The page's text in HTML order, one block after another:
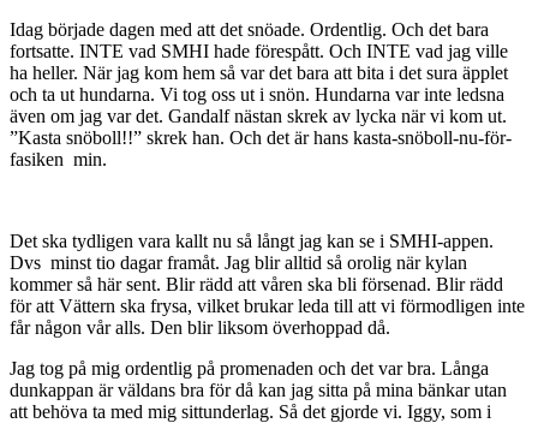
Idag började dagen med att det snöade. Ordentlig. Och det bara
fortsatte. INTE vad SMHI hade förespått. Och INTE vad jag ville
ha heller. När jag kom hem så var det bara att bita i det sura äpplet
och ta ut hundarna. Vi tog oss ut i snön. Hundarna var inte ledsna
även om jag var det. Gandalf nästan skrek av lycka när vi kom ut.
”Kasta snöboll!!” skrek han. Och det är hans kasta-snöboll-nu-för-
fasiken min.
Det ska tydligen vara kallt nu så långt jag kan se i SMHI-appen.
Dvs minst tio dagar framåt. Jag blir alltid så orolig när kylan
kommer så här sent. Blir rädd att våren ska bli försenad. Blir rädd
för att Vättern ska frysa, vilket brukar leda till att vi förmodligen inte
får någon vår alls. Den blir liksom överhoppad då.
Jag tog på mig ordentlig på promenaden och det var bra. Långa
dunkappan är väldans bra för då kan jag sitta på mina bänkar utan
att behöva ta med mig sittunderlag. Så det gjorde vi. Iggy, som i